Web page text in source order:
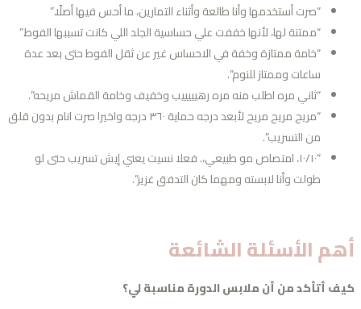
“صرت أستخدمها وأنا طالعة وأثناء التمارين، ما أحس فيها أصلًا.”
“ممتنة لها، لأنها خففت علي حساسية الجلد اللي كانت تسببها الفوط.”
“خامة ممتازة وخفة في الاحساس غير عن ثقل الفوط حتى بعد عدة
ساعات وممتاز للنوم”.
“ثاني مره اطلب منه مره رهيييييب وخفيف وخامة القماش مريحه”.
“مريح مريح مريح لأبعد درجه حماية ٣٦٠ درجه واخيرا صرت انام بدون قلق
من التسريب”.
“١٠/١٠، امتصاص مو طبيعي،. فعلا نسيت يعني إيش تسريب حتى لو
طولت وأنا لابسته ومهما كان التدفق غزير”.
الأسئلة الشائعة
أتأكد من أن ملابس الدورة مناسبة لي؟